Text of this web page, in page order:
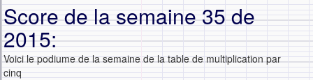
Score de la semaine 35 de
2015:
Voici le podiume de la semaine de la table de multiplication par
cinq